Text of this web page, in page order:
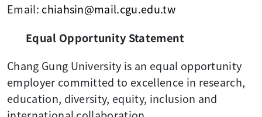
Email: chiahsin@mail.cgu.edu.tw
Equal Opportunity Statement
Chang Gung University is an equal opportunity
employer committed to excellence in research,
education, diversity, equity, inclusion and